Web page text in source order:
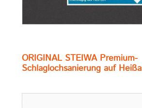
ORIGINAL STEIWA Premium-
Schlaglochsanierung auf